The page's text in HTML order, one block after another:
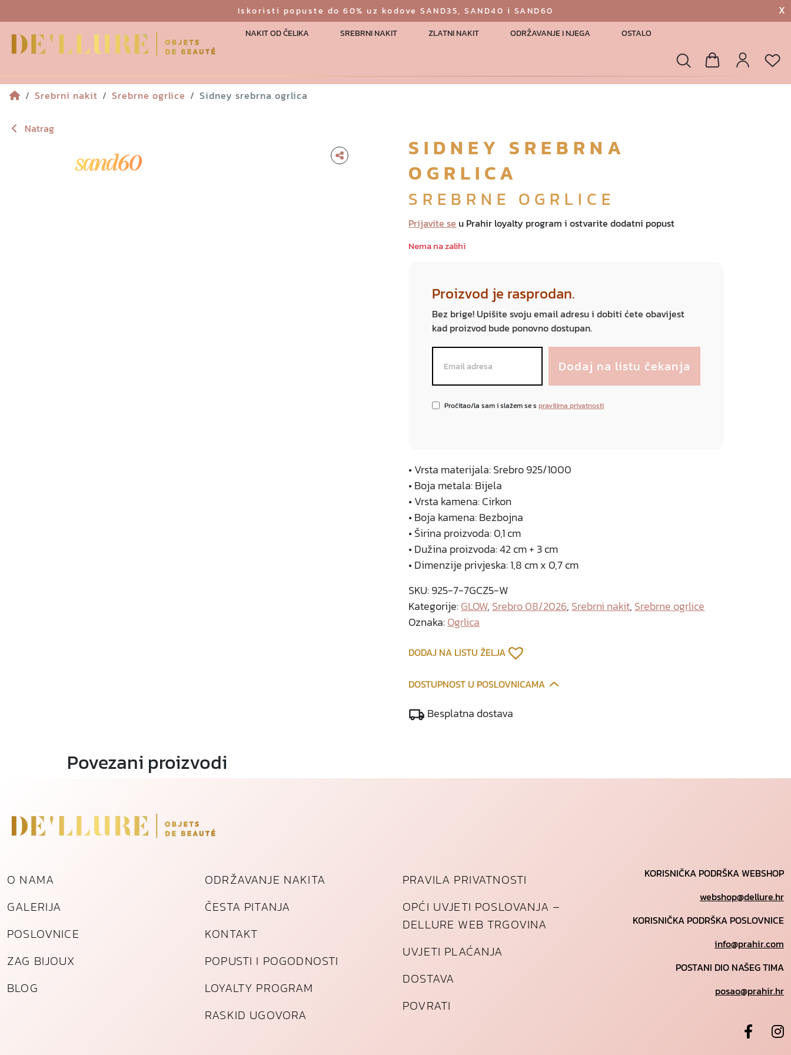
Iskoristi popuste do 60% uz kodove SAND35, SAND40 i SAND60 X
NAKIT OD ČELIKA SREBRNI NAKIT ZLATNI NAKIT ODRŽAVANJE I NJEGA OSTALO
Pretraga
Srebrni nakit
Srebrne ogrlice Sidney srebrna ogrlica
Natrag
SIDNEY SREBRNA
OGRLICA
SREBRNE OGRLICE
Prijavite se u Prahir loyalty program i ostvarite dodatni popust
Nema na zalihi
Proizvod je rasprodan.
Bez brige! Upišite svoju email adresu i dobiti ćete obavijest
kad proizvod bude ponovno dostupan.
Pročitao/la sam i slažem se spravilima privatnosti
• Vrsta materijala: Srebro 925/1000
• Boja metala: Bijela
• Vrsta kamena: Cirkon
• Boja kamena: Bezbojna
• Širina proizvoda: 0,1 cm
• Dužina proizvoda: 42 cm + 3 cm
• Dimenzije privjeska: 1,8 cm x 0,7 cm
SKU:925-7-7GCZ5-W
Kategorije:GLOW, Srebro 08/2026, Srebrni nakit, Srebrne ogrlice
Oznaka:Ogrlica
DODAJ NA LISTU ŽELJA
DOSTUPNOST U POSLOVNICAMA
Besplatna dostava
Povezani proizvodi
O NAMA
GALERIJA
POSLOVNICE
ZAG BIJOUX
BLOG
ODRŽAVANJE NAKITA
ČESTA PITANJA
KONTAKT
POPUSTI I POGODNOSTI
LOYALTY PROGRAM
RASKID UGOVORA
PRAVILA PRIVATNOSTI
OPĆI UVJETI POSLOVANJA –
DELLURE WEB TRGOVINA
UVJETI PLAĆANJA
DOSTAVA
POVRATI
KORISNIČKA PODRŠKA WEBSHOP
webshop@dellure.hr
KORISNIČKA PODRŠKA POSLOVNICE
info@prahir.com
POSTANI DIO NAŠEG TIMA
posao@prahir.hr